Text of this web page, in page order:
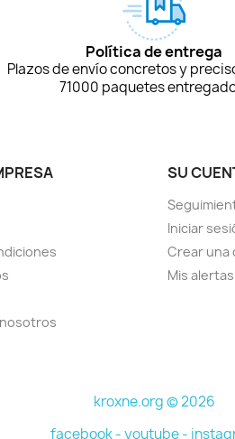
Política de entrega
Plazos de envío concretos y
71000 paquetes
SU
Iniciar
Crear una
Mis alertas
kroxne.org © 2026
facebook -youtube -